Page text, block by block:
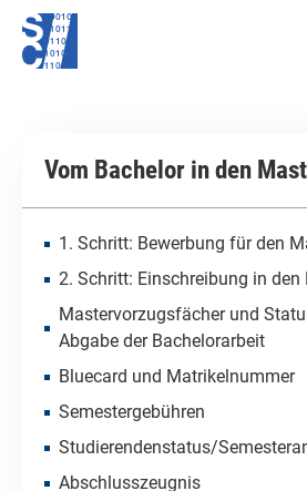
Vom Bachelor in den
1. Schritt: Bewerbung für den
2. Schritt: Einschreibung in den
Mastervorzugsfächer und
Abgabe der Bachelorarbeit
Bluecard und Matrikelnummer
Semestergebühren
Studierendenstatus/
Abschlusszeugnis